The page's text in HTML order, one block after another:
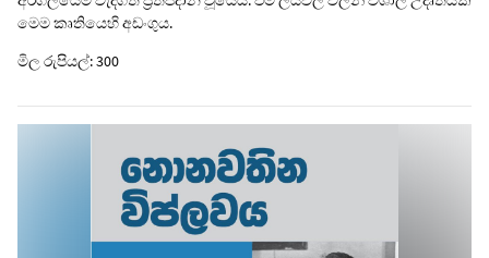
මෙම කෘතියෙහි අඩංගුය.
මිල රුපියල්: 300